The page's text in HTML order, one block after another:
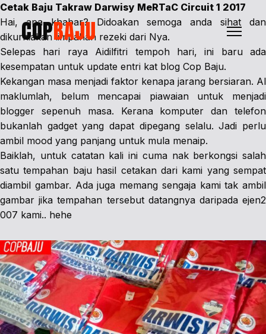
COPBAJU
Cetak Baju Takraw Darwisy MeRTaC Circuit 1 2017
Hai, apa khabar? Didoakan semoga anda sihat dan
dikurniakan limpahan rezeki dari Nya.
Selepas hari raya Aidilfitri tempoh hari, ini baru ada
kesempatan untuk update entri kat blog Cop Baju.
Kekangan masa menjadi faktor kenapa jarang bersiaran. Al
maklumlah, belum mencapai piawaian untuk menjadi
blogger sepenuh masa. Kerana komputer dan telefon
bukanlah gadget yang dapat dipegang selalu. Jadi perlu
ambil mood yang panjang untuk mula menaip.
Baiklah, untuk catatan kali ini cuma nak berkongsi salah
satu tempahan baju hasil cetakan dari kami yang sempat
diambil gambar. Ada juga memang sengaja kami tak ambil
gambar jika tempahan tersebut datangnya daripada ejen2
007 kami.. hehe